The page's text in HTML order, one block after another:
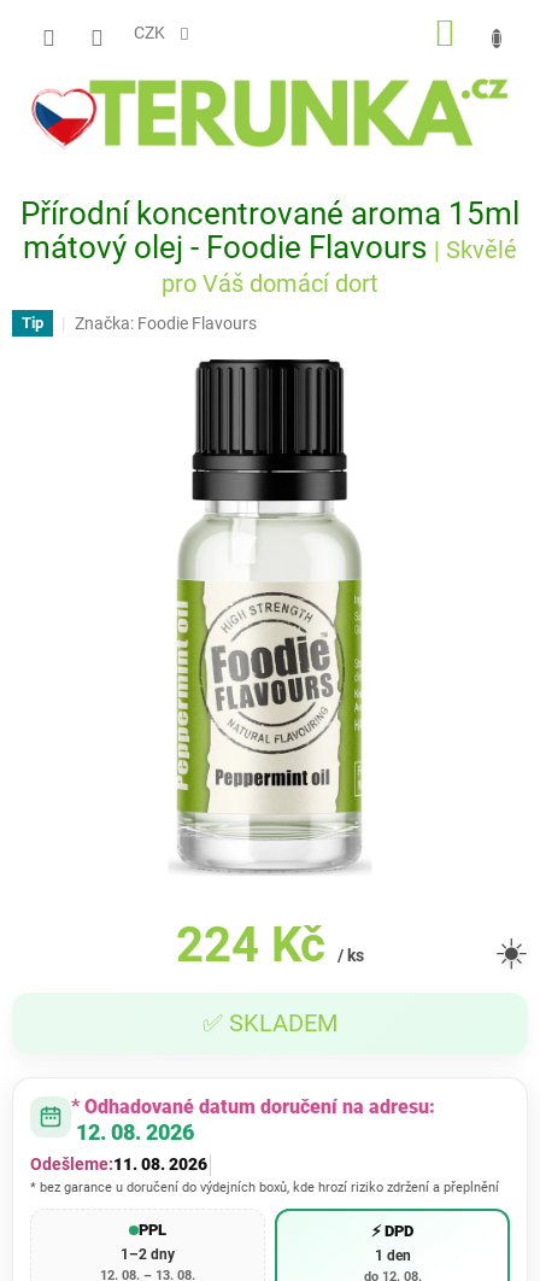
CZK
Přírodní koncentrované aroma 15ml
mátový olej - Foodie Flavours | Skvělé
pro Váš domácí dort
Tip Značka: Foodie Flavours
224 Kč / ks
cena:
✅ SKLADEM
☀️
* Odhadované datum doručení na adresu:
12. 08. 2026
Odešleme:11. 08. 2026
* bez garance u doručení do výdejních boxů, kde hrozí riziko zdržení a přeplnění
PPL
1–2 dny
12. 08. – 13. 08.
⚡ DPD
1 den
do 12. 08.